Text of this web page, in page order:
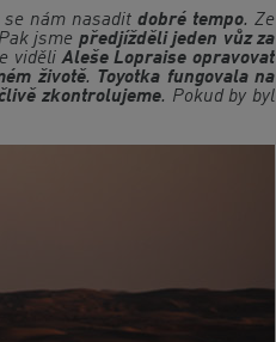
se nám nasadit dobré tempo. Ze
jsme předjížděli jeden vůz za
viděliAleše Lopraise opravovat
životě. Toyotka fungovala na
zkontrolujeme. Pokud by byl